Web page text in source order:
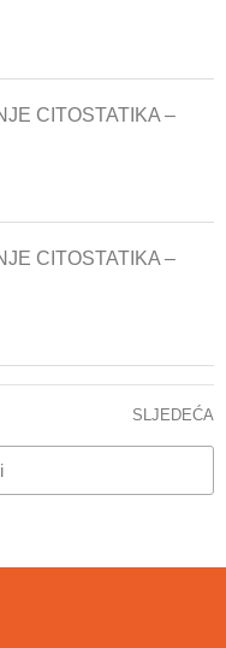
CITOSTATIKA –
CITOSTATIKA –
SLJEDEĆA